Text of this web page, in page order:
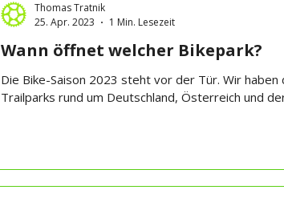
Wann öffnet welcher Bikepark?
Die Bike-Saison 2023 steht vor der Tür. Wir
Trailparks rund um Deutschland, Österreich und
Thomas Tratnik
25. Apr. 2023
1 Min. Lesezeit